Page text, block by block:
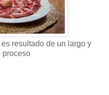
resultado de un largo y
proceso